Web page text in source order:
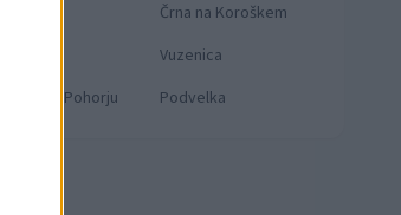
Črna na Koroškem
Vuzenica
Ribnica na Pohorju
Podvelka